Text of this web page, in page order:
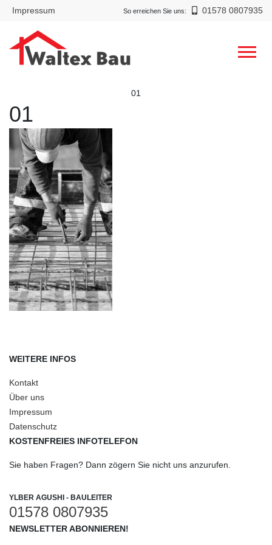
Impressum So erreichen Sie uns: 01578 0807935
01
01
WEITERE INFOS
Kontakt
Über uns
Impressum
Datenschutz
KOSTENFREIES INFOTELEFON
Sie haben Fragen? Dann zögern Sie nicht uns anzurufen.
YLBER AGUSHI - BAULEITER
01578 0807935
NEWSLETTER ABONNIEREN!